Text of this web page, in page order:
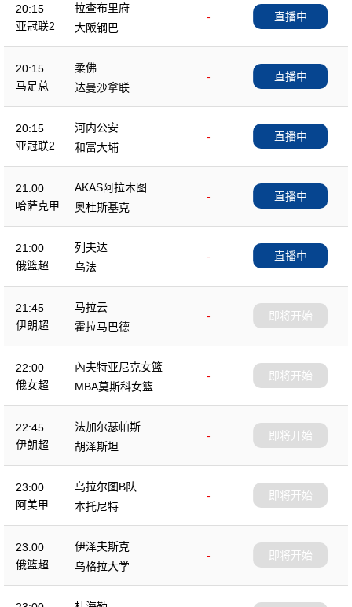
20:15
亚冠联2
拉查布里府
-
大阪钢巴
直播中
20:15
马足总
柔佛
-
达曼沙拿联
直播中
20:15
亚冠联2
河内公安
-
和富大埔
直播中
21:00
哈萨克甲
AKAS阿拉木图
-
奥杜斯基克
直播中
21:00
俄篮超
列夫达
-
乌法
直播中
21:45
伊朗超
马拉云
-
霍拉马巴德
即将开始
22:00
俄女超
內夫特亚尼克女篮
-
MBA莫斯科女篮
即将开始
22:45
伊朗超
法加尔瑟帕斯
-
胡泽斯坦
即将开始
23:00
阿美甲
乌拉尔图B队
-
本托尼特
即将开始
23:00
俄篮超
伊泽夫斯克
-
乌格拉大学
即将开始